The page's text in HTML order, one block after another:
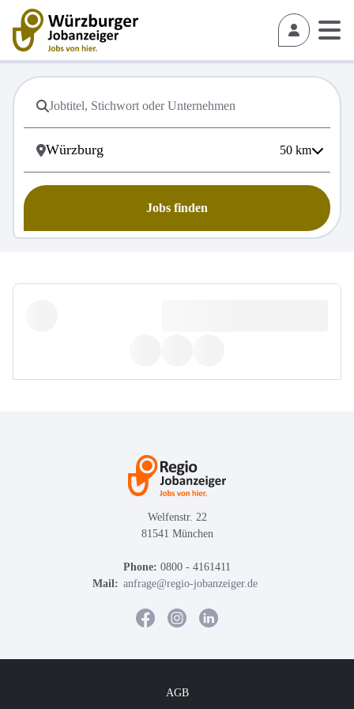
50 km
Jobs finden
Welfenstr. 22
81541 München
Phone: 0800 - 4161411
Mail: anfrage@regio-jobanzeiger.de
AGB